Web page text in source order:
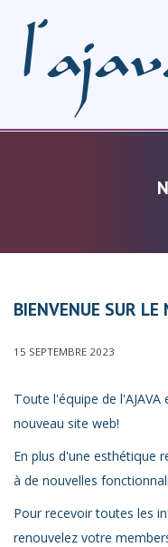
BIENVENUE SUR LE
15 SEPTEMBRE 2023
Toute l'équipe de
nouveau site web!
En plus d'une esthétique
à de nouvelles
Pour recevoir toutes les
renouvelez votre